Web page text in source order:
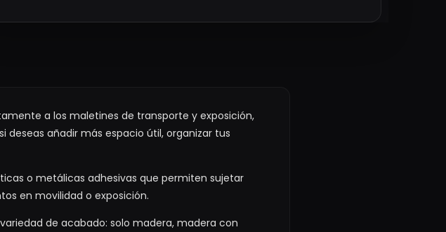
a los maletines de transporte y exposición,
deseas añadir más espacio útil, organizar tus
o metálicas adhesivas que permiten sujetar
en movilidad o exposición.
de acabado: solo madera, madera con